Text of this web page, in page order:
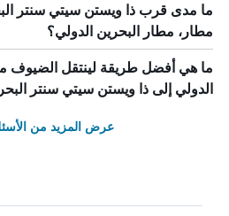
ما مدى قرب ذا ويستن سيتي سنتر
مطار، مطار البحرين الدولي؟
ما هي أفضل طريقة لينتقل الضيوف
الدولي إلى ذا ويستن سيتي سنتر
عرض المزيد من